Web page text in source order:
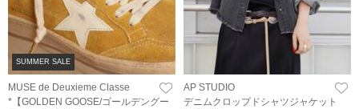
SUMMER SALE
MUSE de Deuxieme Classe
*【GOLDEN GOOSE/ゴールデングー
AP STUDIO
デニムクロップドシャツジャケット